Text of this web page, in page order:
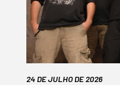
24 DE JULHO DE 2026